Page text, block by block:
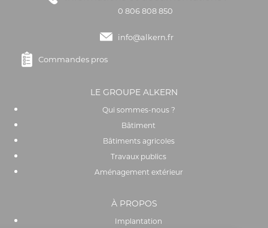
0 806 808 850
info@alkern.fr
Commandes pros
LE GROUPE ALKERN
Qui sommes-nous ?
Bâtiment
Bâtiments agricoles
Travaux publics
Aménagement extérieur
À PROPOS
Implantation